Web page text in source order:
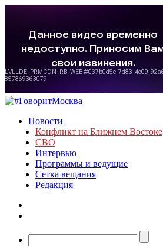
Новости
Конфликт на Ближнем Востоке
СВО
Интервью
Программы и ведущие
Сетка вещания
Редакция